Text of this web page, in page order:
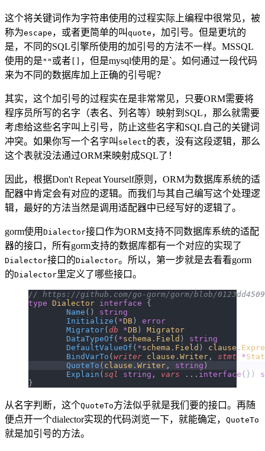
这个将关键词作为字符串使用的过程实际上编程中很常见，被
称为escape ，或者更简单的叫 quote ，加引号。但是更坑的
是，不同的SQL引擎所使用的加引号的方法不一样。MSSQL
使用的是 "" 或者 [] ，但是mysql使用的是`。如何通过一段代码
来为不同的数据库加上正确的引号呢？
其实，这个加引号的过程实在是非常常见，只要ORM需要将
程序员所写的名字（表名、列名等）映射到SQL，那么就需要
考虑给这些名字叫上引号，防止这些名字和SQL自己的关键词
冲突。如果你写一个名字叫 select的表，没有这段逻辑，那么
这个表就没法通过ORM来映射成SQL了！
因此，根据Don't Repeat Yourself原则，ORM为数据库系统的适
配器中肯定会有对应的逻辑。而我们与其自己编写这个处理逻
辑，最好的方法当然是调用适配器中已经写好的逻辑了。
gorm使用 Dialector接口作为ORM支持不同数据库系统的适配
器的接口，所有gorm支持的数据库都有一个对应的实现了
Dialector接口的Dialector。所以，第一步就是去看看gorm
的Dialector里定义了哪些接口。
// https://github.com/go-gorm/gorm/blob/
type Dialector interface {
	Name
() string
	Initialize
( *DB) error
	Migrator
(db *DB) Migrator
	DataTypeOf
( *schema . Field ) string
	DefaultValueOf
( *schema . Field ) clause .
	BindVarTo
(writer clause . Writer , stmt *
	QuoteTo
( clause . Writer , string )
	Explain
(sql string , vars ... interface{})
}
从名字判断，这个QuoteTo方法似乎就是我们要的接口。再随
便点开一个dialector实现的代码浏览一下，就能确定， QuoteTo
就是加引号的方法。